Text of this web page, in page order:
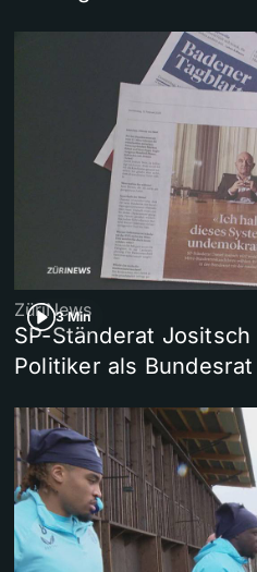
3 Min
ZüriNews
SP-Ständerat
Politiker als Bundesrat